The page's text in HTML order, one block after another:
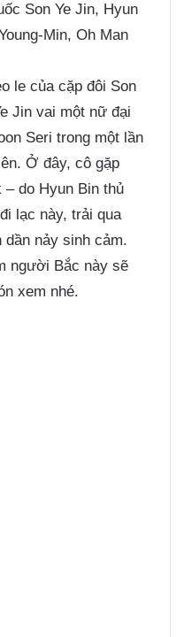
Son Ye Jin, Hyun
Min, Oh Man
le của cặp đôi Son
Jin vai một nữ đại
Seri trong một lần
Ở đây, cô gặp
do Hyun Bin thủ
lạc này, trải qua
dần nảy sinh cảm.
người Bắc này sẽ
xem nhé.